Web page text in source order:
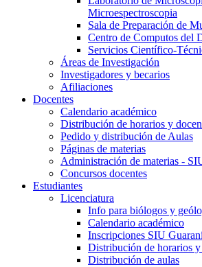
Microespectroscopia
Sala de Preparación de
Centro de Computos del
Servicios Científico-
Áreas de Investigación
Investigadores y becarios
Afiliaciones
Docentes
Calendario académico
Distribución de horarios y
Pedido y distribución de Aulas
Páginas de materias
Administración de materias -
Concursos docentes
Estudiantes
Licenciatura
Info para biólogos y
Calendario académico
Inscripciones SIU
Distribución de horarios y
Distribución de aulas